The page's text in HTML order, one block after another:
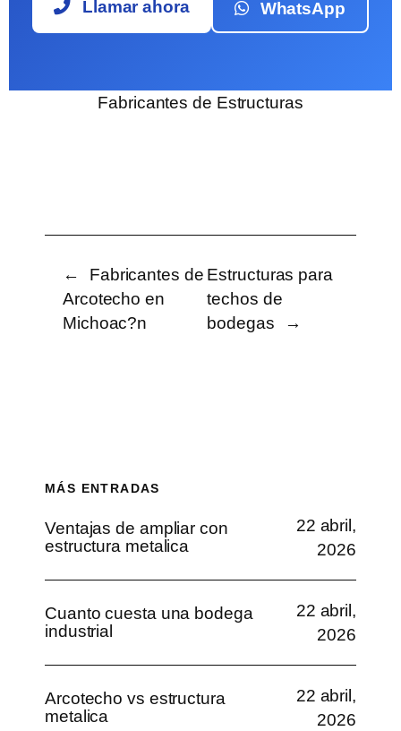
Llamar ahora WhatsApp
Fabricantes de Estructuras
←
Fabricantes de
Arcotecho en
Michoac?n
Estructuras para
techos de
bodegas
→
MÁS ENTRADAS
Ventajas de ampliar con
estructura metalica
22 abril,
2026
Cuanto cuesta una bodega
industrial
22 abril,
2026
Arcotecho vs estructura
metalica
22 abril,
2026